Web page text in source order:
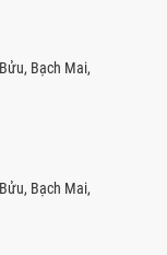
Bạch Mai,
Bạch Mai,